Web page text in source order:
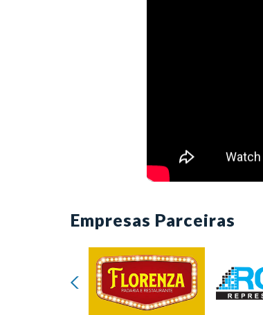
Empresas Parceiras